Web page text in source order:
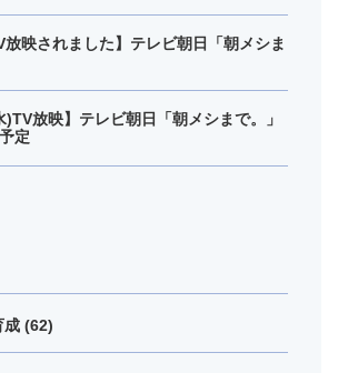
放映されました】テレビ朝日「朝メシま
)TV放映】テレビ朝日「朝メシまで。」
定
成 (62)